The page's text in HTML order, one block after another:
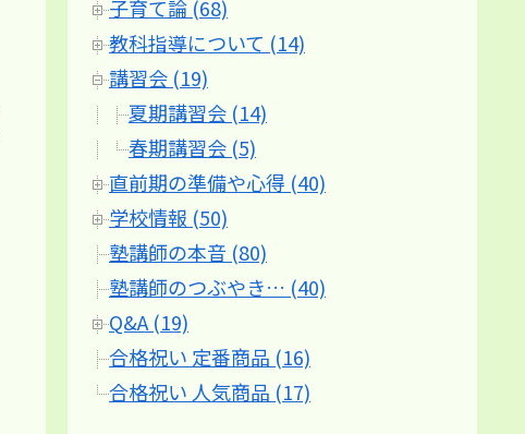
子育て論 (68)
教科指導について (14)
講習会 (19)
夏期講習会 (14)
春期講習会 (5)
直前期の準備や心得 (40)
学校情報 (50)
塾講師の本音 (80)
塾講師のつぶやき… (40)
Q&A (19)
合格祝い 定番商品 (16)
合格祝い 人気商品 (17)